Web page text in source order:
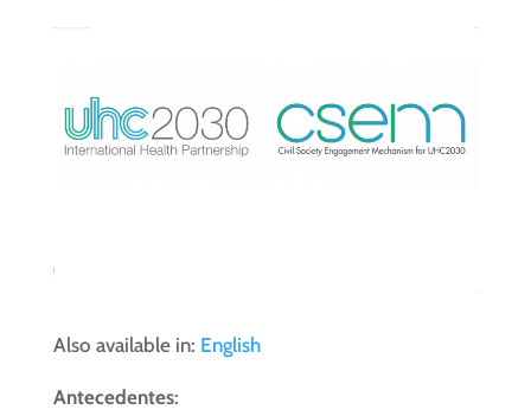
Also available in: English
Antecedentes: